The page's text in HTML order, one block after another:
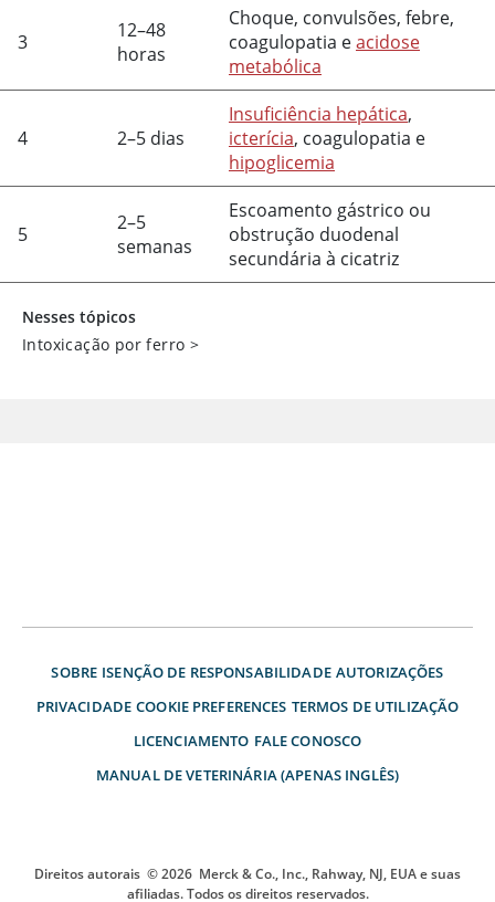
3
12–48
horas
Choque, convulsões, febre,
coagulopatia eacidose
metabólica
4 2–5 dias
Insuficiência hepática,
icterícia, coagulopatia e
hipoglicemia
5
2–5
semanas
Escoamento gástrico ou
obstrução duodenal
secundária à cicatriz
Nesses tópicos
Intoxicação por ferro >
SOBRE ISENÇÃO DE RESPONSABILIDADE AUTORIZAÇÕES
PRIVACIDADE COOKIE PREFERENCES TERMOS DE UTILIZAÇÃO
LICENCIAMENTO FALE CONOSCO
MANUAL DE VETERINÁRIA (APENAS INGLÊS)
Direitos autorais © 2026 Merck & Co., Inc., Rahway, NJ, EUA e suas
afiliadas. Todos os direitos reservados.